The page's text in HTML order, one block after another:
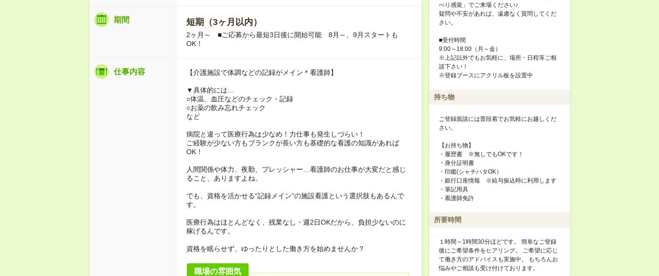
期間 短期（3ヶ月以内）
2ヶ月～ ■ご応募から最短3日後に開始可能 8月～、9月スタートも
OK！
仕事内容 【介護施設で体調などの記録がメイン＊看護師】
▼具体的には…
○体温、血圧などのチェック・記録
○お薬の飲み忘れチェック
など
病院と違って医療行為は少なめ！力仕事も発生しづらい！
ご経験が少ない方もブランクが長い方も基礎的な看護の知識があれば
OK！
人間関係や体力、夜勤、プレッシャー…看護師のお仕事が大変だと感じ
ること、ありますよね。
でも、資格を活かせる“記録メイン”の施設看護という選択肢もあるんで
す。
医療行為はほとんどなく、残業なし・週2日OKだから、負担少ないのに
稼げるんです。
資格を眠らせず、ゆったりとした働き方を始めませんか？
職場の雰囲気
べり感覚」でご来場ください♪
疑問や不安があれば、遠慮なく質問してくだ
さい。
■受付時間
9:00～18:00（月～金）
※上記以外でもお気軽に、場所・日程等ご相
談下さい！
※登録ブースにアクリル板を設置中
持ち物
ご登録面談には普段着でお気軽にお越しくだ
さい。
【お持ち物】
・履歴書 ※無しでもOKです！
・身分証明書
・印鑑(シャチハタOK）
・銀行口座情報 ※給与振込時に利用します
・筆記用具
・看護師免許
所要時間
１時間～1時間30分ほどです。 簡単なご登録
後にご希望条件をヒアリング。 ご希望に応じ
て働き方のアドバイスも実施中。 もちろんお
悩みやご相談も受け付けております。